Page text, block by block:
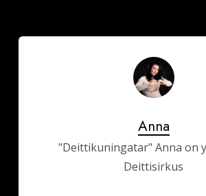
Anna
"Deittikuningatar" Anna on
Deittisirkus